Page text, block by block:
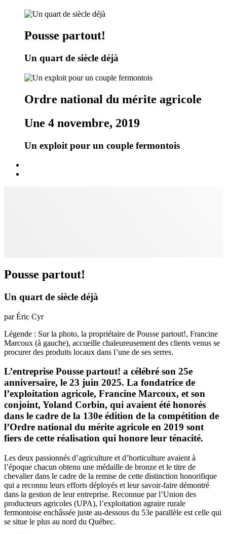
Pousse partout!
Un quart de siècle déjà
Ordre national du mérite agricole
Une 4 novembre, 2019
Un exploit pour un couple fermontois
Pousse partout!
Un quart de siècle déjà
par Éric Cyr
Légende : Sur la photo, la propriétaire de Pousse partout!, Francine
Marcoux (à gauche), accueille chaleureusement des clients venus se
procurer des produits locaux dans l’une de ses serres.
L’entreprise Pousse partout! a célébré son 25e
anniversaire, le 23 juin 2025. La fondatrice de
l’exploitation agricole, Francine Marcoux, et son
conjoint, Yoland Corbin, qui avaient été honorés
dans le cadre de la 130e édition de la compétition de
l’Ordre national du mérite agricole en 2019 sont
fiers de cette réalisation qui honore leur ténacité.
Les deux passionnés d’agriculture et d’horticulture avaient à
l’époque chacun obtenu une médaille de bronze et le titre de
chevalier dans le cadre de la remise de cette distinction honorifique
qui a reconnu leurs efforts déployés et leur savoir-faire démontré
dans la gestion de leur entreprise. Reconnue par l’Union des
producteurs agricoles (UPA), l’exploitation agraire rurale
fermontoise enchâssée juste au-dessous du 53e parallèle est celle qui
se situe le plus au nord du Québec.